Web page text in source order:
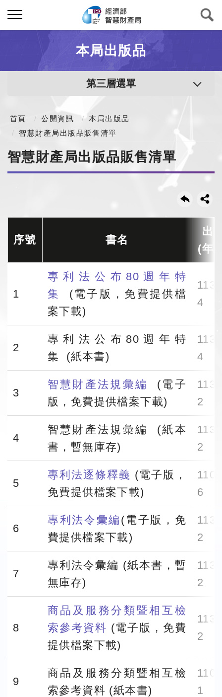
本局出版品
第三層選單
首頁 公開資訊
本局出版品
智慧財產局出版品販售清單
智慧財產局出版品販售清單
序號 書名
出
(年
1
專利法公布80週年特
集
(電子版，免費提供檔
案下載)
4
2
專利法公布80週年特
集 (紙本書)
4
3
智慧財產法規彙編
(電子
版，免費提供檔案下載)
2
4
智慧財產法規彙編 (紙本
書，暫無庫存)
2
5
專利法逐條釋義 (電子版，
免費提供檔案下載)
6
6
專利法令彙編 (電子版，免
費提供檔案下載)
2
7
專利法令彙編 (紙本書，暫
無庫存)
2
8
商品及服務分類暨相互檢
索參考資料 (電子版，免費
提供檔案下載)
2
9
商品及服務分類暨相互檢
索參考資料 (紙本書)
1